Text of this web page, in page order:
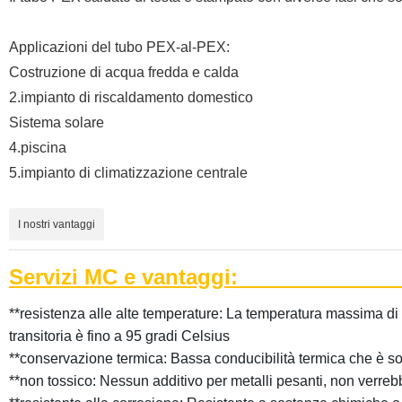
Applicazioni del tubo PEX-al-PEX:
Costruzione di acqua fredda e calda
2.impianto di riscaldamento domestico
Sistema solare
4.piscina
5.impianto di climatizzazione centrale
I nostri vantaggi
Servizi MC e
**resistenza alle alte temperature: La temperatura massima
transitoria è fino a 95 gradi Celsius
**conservazione termica: Bassa conducibilità termica che è
**non tossico: Nessun additivo per metalli pesanti, non